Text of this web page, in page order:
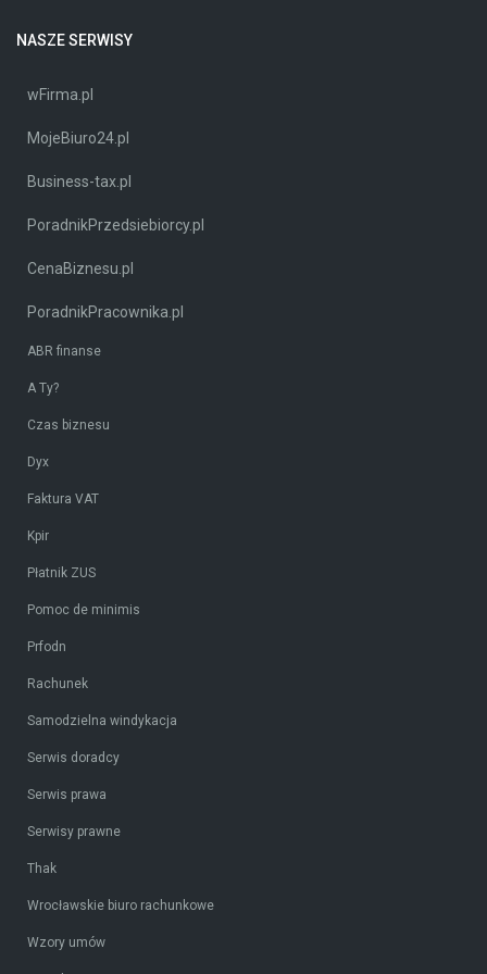
NASZE SERWISY
wFirma.pl
MojeBiuro24.pl
Business-tax.pl
PoradnikPrzedsiebiorcy.pl
CenaBiznesu.pl
PoradnikPracownika.pl
ABR finanse
A Ty?
Czas biznesu
Dyx
Faktura VAT
Kpir
Płatnik ZUS
Pomoc de minimis
Prfodn
Rachunek
Samodzielna windykacja
Serwis doradcy
Serwis prawa
Serwisy prawne
Thak
Wrocławskie biuro rachunkowe
Wzory umów